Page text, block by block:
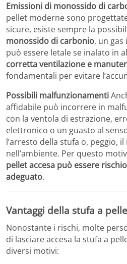
Emissioni di monossido di
pellet moderne sono
sicure, esiste sempre la
monossido di carbonio, un
può essere letale se inalato in
corretta ventilazione e
fondamentali per evitare
Possibili malfunzionamenti
affidabile può incorrere in
con la ventola di estrazione,
elettronico o un guasto al
l’arresto della stufa o, peggio,
nell’ambiente. Per questo
pellet accesa può essere
adeguato.
Vantaggi della stufa a
Nonostante i rischi, molte
di lasciare accesa la stufa a
diversi motivi: